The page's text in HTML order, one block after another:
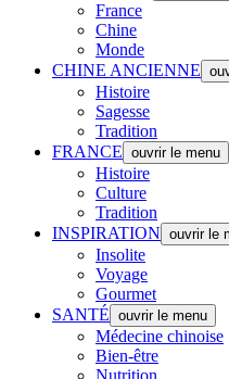
France
Chine
Monde
CHINE ANCIENNE
Histoire
Sagesse
Tradition
FRANCE ouvrir le menu
Histoire
Culture
Tradition
INSPIRATION ouvrir le
Insolite
Voyage
Gourmet
SANTÉ ouvrir le menu
Médecine chinoise
Bien-être
Nutrition